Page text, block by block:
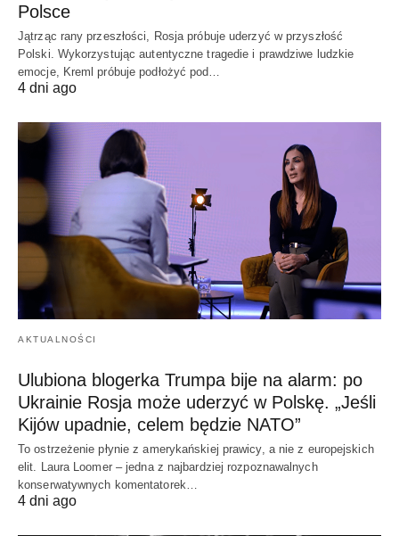
Polsce
Jątrząc rany przeszłości, Rosja próbuje uderzyć w przyszłość
Polski. Wykorzystując autentyczne tragedie i prawdziwe ludzkie
emocje, Kreml próbuje podłożyć pod…
4 dni ago
AKTUALNOŚCI
Ulubiona blogerka Trumpa bije na alarm: po
Ukrainie Rosja może uderzyć w Polskę. „Jeśli
Kijów upadnie, celem będzie NATO”
To ostrzeżenie płynie z amerykańskiej prawicy, a nie z europejskich
elit. Laura Loomer – jedna z najbardziej rozpoznawalnych
konserwatywnych komentatorek…
4 dni ago